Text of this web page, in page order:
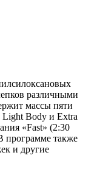
различными
массы пяти
Light Body и Extra
«Fast» (2:30
также
и другие